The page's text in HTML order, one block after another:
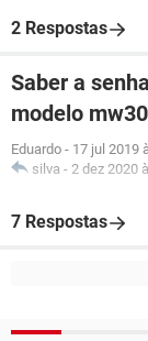
2 Respostas
Saber a
modelo
Eduardo - 17 jul 2019
silva - 2 dez 2020
7 Respostas